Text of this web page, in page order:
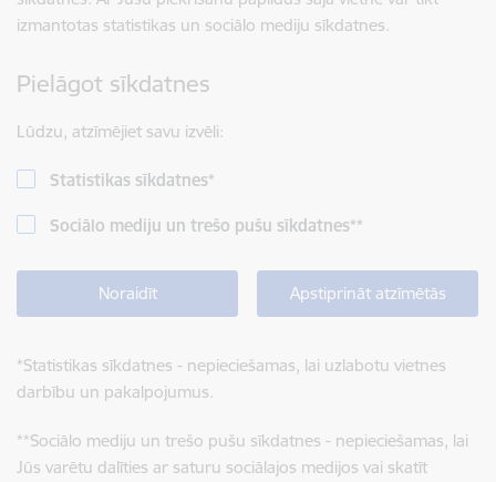
izmantotas statistikas un sociālo mediju sīkdatnes.
Pielāgot sīkdatnes
Lūdzu, atzīmējiet savu izvēli:
Statistikas sīkdatnes*
Sociālo mediju un trešo pušu sīkdatnes**
Noraidīt Apstiprināt atzīmētās
*Statistikas sīkdatnes - nepieciešamas, lai uzlabotu vietnes
darbību un pakalpojumus.
**Sociālo mediju un trešo pušu sīkdatnes - nepieciešamas, lai
Jūs varētu dalīties ar saturu sociālajos medijos vai skatīt